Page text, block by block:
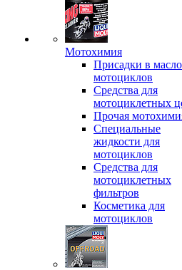
Мотохимия
Присадки в
мотоциклов
Средства для
мотоциклетных
Прочая
Специальные
жидкости для
мотоциклов
Средства для
мотоциклетных
фильтров
Косметика для
мотоциклов